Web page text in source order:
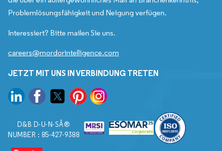
Problemlösungsfähigkeit und Neigung verfügen.
Interessiert? Bitte mailen Sie uns.
careers@mordorintelligence.com
JETZT MIT UNS IN VERBINDUNG TRETEN
D&B D-U-N-SÂ®
NUMBER : 85-427-9388